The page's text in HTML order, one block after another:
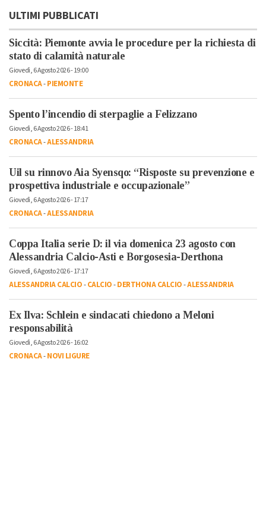
ULTIMI PUBBLICATI
Siccità: Piemonte avvia le procedure per la richiesta di
stato di calamità naturale
Giovedì, 6 Agosto 2026 - 19:00
CRONACA-PIEMONTE
Spento l’incendio di sterpaglie a Felizzano
Giovedì, 6 Agosto 2026 - 18:41
CRONACA-ALESSANDRIA
Uil su rinnovo Aia Syensqo: “Risposte su prevenzione e
prospettiva industriale e occupazionale”
Giovedì, 6 Agosto 2026 - 17:17
CRONACA-ALESSANDRIA
Coppa Italia serie D: il via domenica 23 agosto con
Alessandria Calcio-Asti e Borgosesia-Derthona
Giovedì, 6 Agosto 2026 - 17:17
ALESSANDRIA CALCIO-CALCIO-DERTHONA CALCIO-ALESSANDRIA
Ex Ilva: Schlein e sindacati chiedono a Meloni
responsabilità
Giovedì, 6 Agosto 2026 - 16:02
CRONACA-NOVI LIGURE